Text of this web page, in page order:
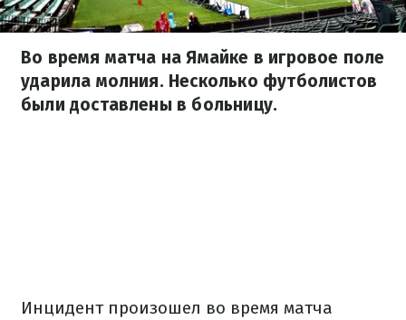
Во время матча на Ямайке в игровое поле
ударила молния. Несколько футболистов
были доставлены в больницу.
Инцидент произошел во время матча